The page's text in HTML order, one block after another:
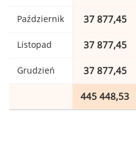
Październik 37 877,45
Listopad 37 877,45
Grudzień 37 877,45
445 448,53